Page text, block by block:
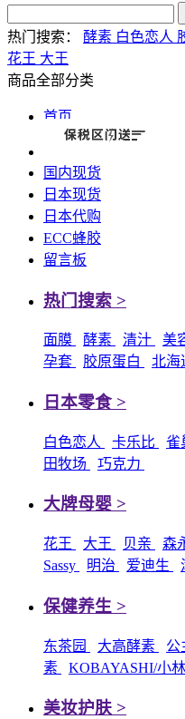
热门搜索： 酵素 白色恋人
花王 大王
商品全部分类
首页
国内现货
日本现货
日本代购
ECC蜂胶
留言板
热门搜索 >
面膜 酵素 清汁 美
孕套
胶原蛋白 北海
日本零食 >
白色恋人 卡乐比 雀
田牧场
巧克力
大牌母婴 >
花王 大王 贝亲 森
Sassy
明治 爱迪生
保健养生 >
东茶园 大高酵素 公
素
KOBAYASHI/小
美妆护肤 >